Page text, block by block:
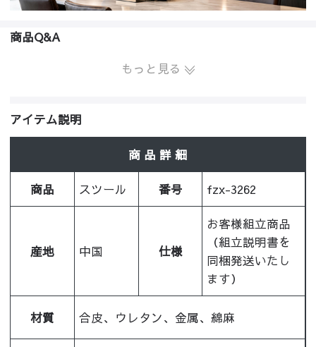
商品Q&A
もっと見る
アイテム説明
商 品 詳 細
商品 スツール 番号 fzx-3262
産地 中国 仕様
お客様組立商品
（組立説明書を
同梱発送いたし
ます）
材質 合皮、ウレタン、金属、綿麻